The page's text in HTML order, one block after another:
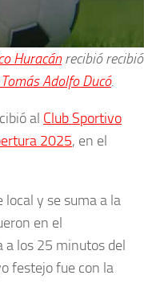
Huracánrecibió recibió
Adolfo Ducó.
al Club Sportivo
2025, en el
local y se suma a la
en el
a los 25 minutos del
festejo fue con la